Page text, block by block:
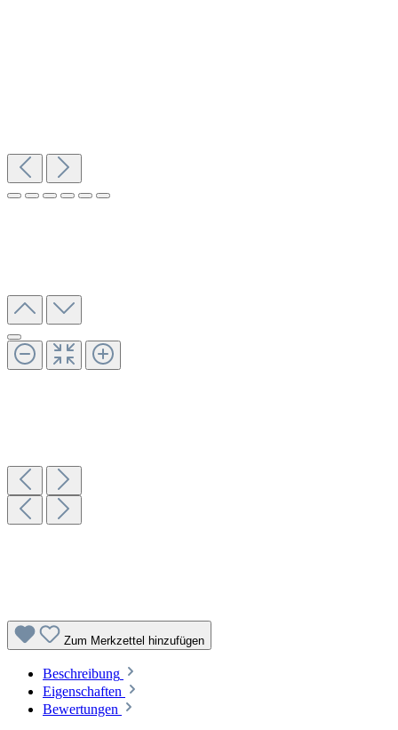
Zum Merkzettel hinzufügen
Beschreibung
Eigenschaften
Bewertungen